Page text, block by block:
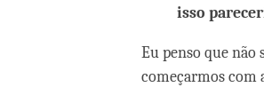
isso
Eu penso que não
começarmos com